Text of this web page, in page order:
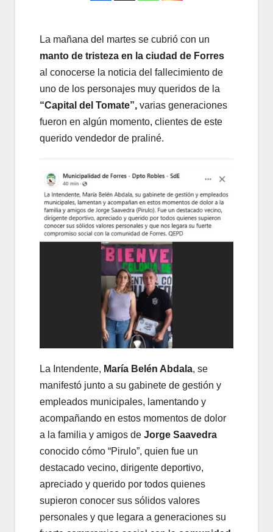
La mañana del martes se cubrió con un
manto de tristeza en la ciudad de Forres
al conocerse la noticia del fallecimiento de
uno de los personajes muy queridos de la
“Capital del Tomate”, varias generaciones
fueron en algún momento, clientes de este
querido vendedor de praliné.
La Intendente, María Belén Abdala, se
manifestó junto a su gabinete de gestión y
empleados municipales, lamentando y
acompañando en estos momentos de dolor
a la familia y amigos de Jorge Saavedra
conocido cómo “Pirulo”, quien fue un
destacado vecino, dirigente deportivo,
apreciado y querido por todos quienes
supieron conocer sus sólidos valores
personales y que legara a generaciones su